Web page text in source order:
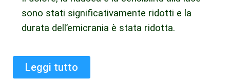
sono stati significativamente ridotti e la
durata dell’emicrania è stata ridotta.
Leggi tutto